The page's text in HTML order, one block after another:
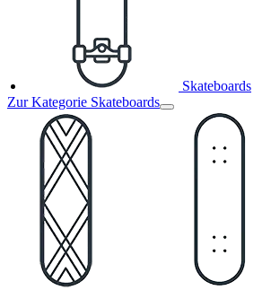
Skateboards
Zur Kategorie Skateboards